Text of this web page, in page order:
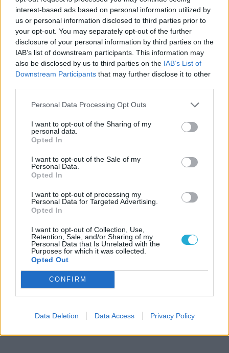
interest-based ads based on personal information utilized by
us or personal information disclosed to third parties prior to
your opt-out. You may separately opt-out of the further
disclosure of your personal information by third parties on the
IAB’s list of downstream participants. This information may
also be disclosed by us to third parties on the IAB’s List of
Downstream Participants that may further disclose it to other
Personal Data Processing Opt Outs
I want to opt-out of the Sharing of my
personal data.
Opted In
I want to opt-out of the Sale of my
Personal Data.
Opted In
I want to opt-out of processing my
Personal Data for Targeted Advertising.
Opted In
I want to opt-out of Collection, Use,
Retention, Sale, and/or Sharing of my
Personal Data that Is Unrelated with the
Purposes for which it was collected.
Opted Out
CONFIRM
Data Deletion Data Access Privacy Policy
Guru tartalmairól véletlenül se maradj le
a Google-ben.
KAPCSOLÓDÓ HÍREK
Van stáblista utáni jelenet a Horrorra
Hazudnak a kritikusok vagy tényleg
LEGFRISSEBB VIDEÓNK